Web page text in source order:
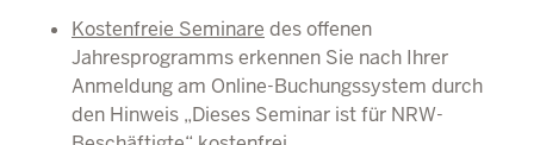
Kostenfreie Seminare des offenen
Jahresprogramms erkennen Sie nach Ihrer
Anmeldung am Online-Buchungssystem durch
den Hinweis „Dieses Seminar ist für NRW-